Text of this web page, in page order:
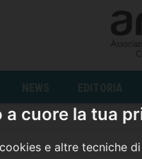
a cuore la tua
e altre tecniche